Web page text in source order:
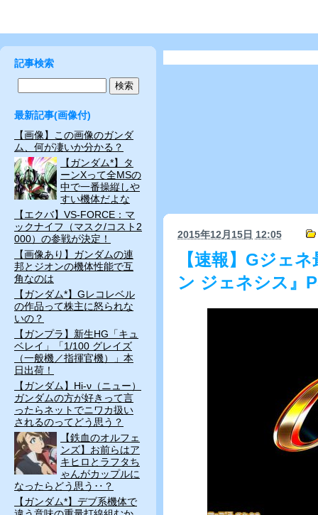
2015年12月15日 12:05
【速報】Gジェ
ン ジェネシス』
記事検索
最新記事(画像付)
【画像】この画像のガンダ
ム、何が凄いか分かる？
【ガンダム*】タ
ーンXって全MSの
中で一番操縦しや
すい機体だよな
【エクバ】VS-FORCE：マ
ックナイフ（マスク/コスト2
000）の参戦が決定！
【画像あり】ガンダムの連
邦とジオンの機体性能で互
角なのは
【ガンダム*】Gレコレベル
の作品って株主に怒られな
いの？
【ガンプラ】新生HG「キュ
ベレイ」「1/100 グレイズ
（一般機／指揮官機）」本
日出荷！
【ガンダム】Hi-ν（ニュー）
ガンダムの方が好きって言
ったらネットでニワカ扱い
されるのってどう思う？
【鉄血のオルフェ
ンズ】お前らはア
キヒロとラフタち
ゃんがカップルに
なったらどう思う‥？
【ガンダム*】デブ系機体で